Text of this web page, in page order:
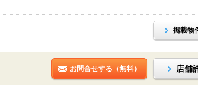
掲載物
お問合せする（無料） 店舗